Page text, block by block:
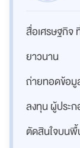
สื่อเศรษฐกิจ
ยาวนาน
ถ่ายทอดข้อมู
ลงทุน ผู้ประ
ตัดสินใจบนพื้